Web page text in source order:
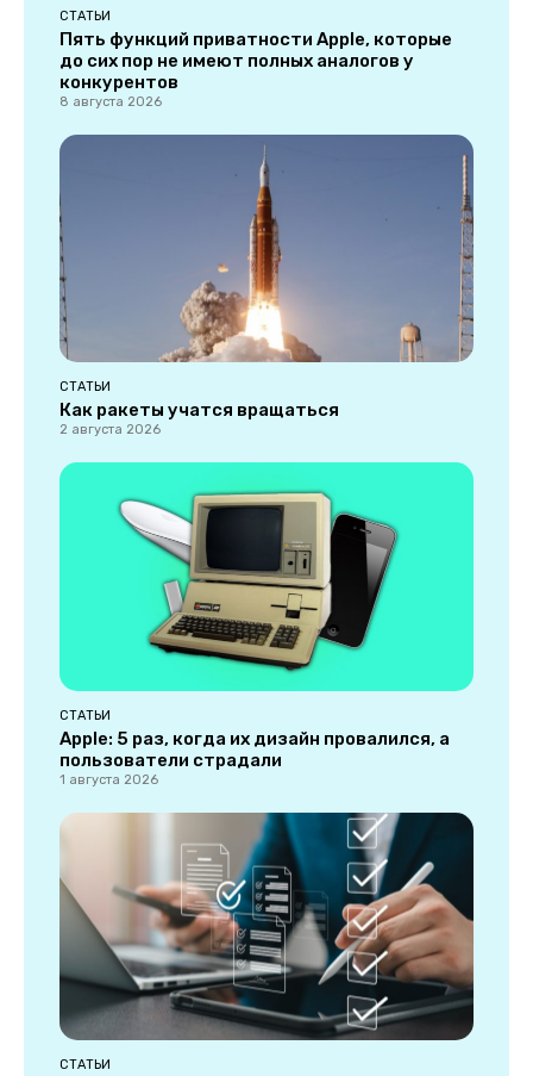
СТАТЬИ
Пять функций приватности Apple, которые
до сих пор не имеют полных аналогов у
конкурентов
8 августа 2026
СТАТЬИ
Как ракеты учатся вращаться
2 августа 2026
СТАТЬИ
Apple: 5 раз, когда их дизайн провалился, а
пользователи страдали
1 августа 2026
СТАТЬИ